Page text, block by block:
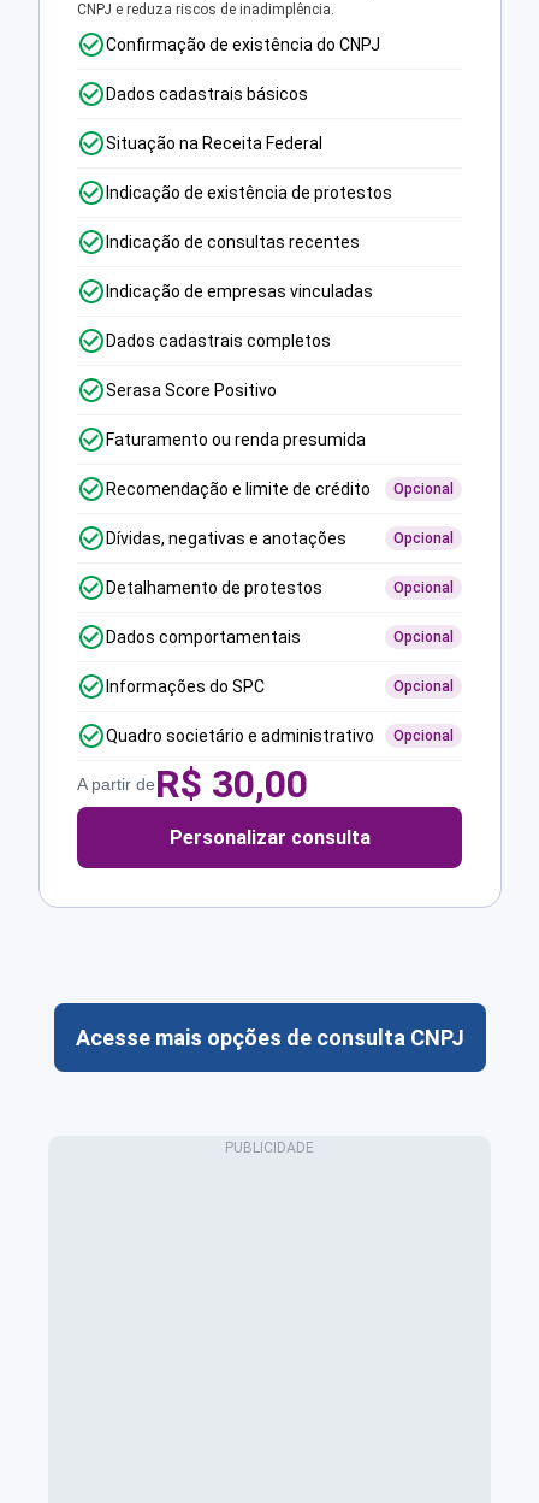
CNPJ e reduza riscos de inadimplência.
Confirmação de existência do CNPJ
Dados cadastrais básicos
Situação na Receita Federal
Indicação de existência de protestos
Indicação de consultas recentes
Indicação de empresas vinculadas
Dados cadastrais completos
Serasa Score Positivo
Faturamento ou renda presumida
Recomendação e limite de crédito Opcional
Dívidas, negativas e anotações Opcional
Detalhamento de protestos Opcional
Dados comportamentais Opcional
Informações do SPC Opcional
Quadro societário e administrativo Opcional
A partir deR$ 30,00
Personalizar consulta
Acesse mais opções de consulta CNPJ